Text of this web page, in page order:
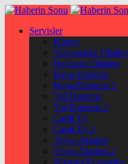
Servisler
Künye
Vizyondaki Filmler
Haftanin Filmleri
Hava Durumu
Hava Durumu 2
Yol Durumu
Yol Durumu 2
Canlı Tv
Canlı Tv 2
Yayın Akışları
Yayın Akışları 2
Nöbetçi Eczaneler